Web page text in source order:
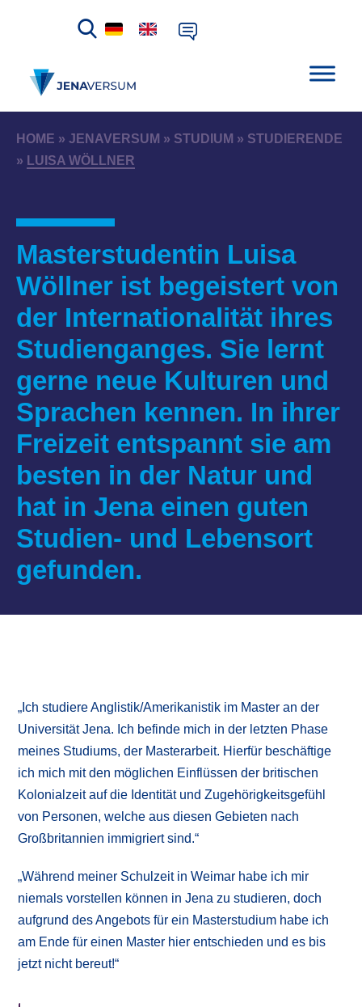
HOME » JENAVERSUM » STUDIUM » STUDIERENDE
» LUISA WÖLLNER
Masterstudentin Luisa
Wöllner ist begeistert von
der Internationalität ihres
Studienganges. Sie lernt
gerne neue Kulturen und
Sprachen kennen. In ihrer
Freizeit entspannt sie am
besten in der Natur und
hat in Jena einen guten
Studien- und Lebensort
gefunden.
„Ich studiere Anglistik/Amerikanistik im Master an der
Universität Jena. Ich befinde mich in der letzten Phase
meines Studiums, der Masterarbeit. Hierfür beschäftige
ich mich mit den möglichen Einflüssen der britischen
Kolonialzeit auf die Identität und Zugehörigkeitsgefühl
von Personen, welche aus diesen Gebieten nach
Großbritannien immigriert sind.“
„Während meiner Schulzeit in Weimar habe ich mir
niemals vorstellen können in Jena zu studieren, doch
aufgrund des Angebots für ein Masterstudium habe ich
am Ende für einen Master hier entschieden und es bis
jetzt nicht bereut!“